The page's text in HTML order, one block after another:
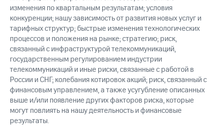
изменения по квартальным результатам; условия
конкуренции; нашу зависимость от развития новых услуг и
тарифных структур; быстрые изменения технологических
процессов и положения на рынке; стратегию; риск,
связанный с инфраструктурой телекоммуникаций,
государственным регулированием индустрии
телекоммуникаций и иные риски, связанные с работой в
России и СНГ; колебания котировок акций; риск, связанный с
финансовым управлением, а также усугубление описанных
выше и/или появление других факторов риска, которые
могут повлиять на нашу деятельность и финансовые
результаты.